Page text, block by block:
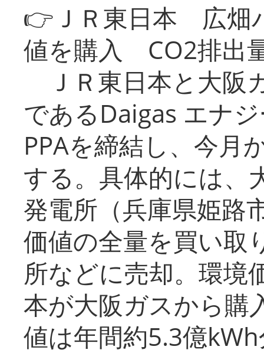
👉ＪＲ東日本 広畑
値を購入 CO2排出
ＪＲ東日本と大阪
であるDaigas エナ
PPAを締結し、今月
する。具体的には、
発電所（兵庫県姫路
価値の全量を買い取
所などに売却。環境
本が大阪ガスから購
値は年間約5.3億